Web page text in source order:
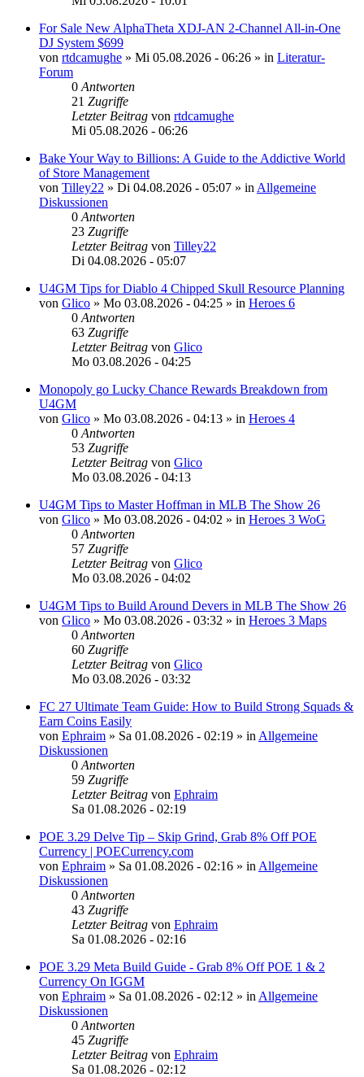
For Sale New AlphaTheta XDJ-AN 2-Channel All-in-One
DJ System $699
von rtdcamughe » Mi 05.08.2026 - 06:26 » in Literatur-
Forum
0 Antworten
21 Zugriffe
Letzter Beitrag von rtdcamughe
Mi 05.08.2026 - 06:26
Bake Your Way to Billions: A Guide to the Addictive World
of Store Management
von Tilley22 » Di 04.08.2026 - 05:07 » in Allgemeine
Diskussionen
0 Antworten
23 Zugriffe
Letzter Beitrag von Tilley22
Di 04.08.2026 - 05:07
U4GM Tips for Diablo 4 Chipped Skull Resource Planning
von Glico » Mo 03.08.2026 - 04:25 » in Heroes 6
0 Antworten
63 Zugriffe
Letzter Beitrag von Glico
Mo 03.08.2026 - 04:25
Monopoly go Lucky Chance Rewards Breakdown from
U4GM
von Glico » Mo 03.08.2026 - 04:13 » in Heroes 4
0 Antworten
53 Zugriffe
Letzter Beitrag von Glico
Mo 03.08.2026 - 04:13
U4GM Tips to Master Hoffman in MLB The Show 26
von Glico » Mo 03.08.2026 - 04:02 » in Heroes 3 WoG
0 Antworten
57 Zugriffe
Letzter Beitrag von Glico
Mo 03.08.2026 - 04:02
U4GM Tips to Build Around Devers in MLB The Show 26
von Glico » Mo 03.08.2026 - 03:32 » in Heroes 3 Maps
0 Antworten
60 Zugriffe
Letzter Beitrag von Glico
Mo 03.08.2026 - 03:32
FC 27 Ultimate Team Guide: How to Build Strong Squads &
Earn Coins Easily
von Ephraim » Sa 01.08.2026 - 02:19 » in Allgemeine
Diskussionen
0 Antworten
59 Zugriffe
Letzter Beitrag von Ephraim
Sa 01.08.2026 - 02:19
POE 3.29 Delve Tip – Skip Grind, Grab 8% Off POE
Currency | POECurrency.com
von Ephraim » Sa 01.08.2026 - 02:16 » in Allgemeine
Diskussionen
0 Antworten
43 Zugriffe
Letzter Beitrag von Ephraim
Sa 01.08.2026 - 02:16
POE 3.29 Meta Build Guide - Grab 8% Off POE 1 & 2
Currency On IGGM
von Ephraim » Sa 01.08.2026 - 02:12 » in Allgemeine
Diskussionen
0 Antworten
45 Zugriffe
Letzter Beitrag von Ephraim
Sa 01.08.2026 - 02:12